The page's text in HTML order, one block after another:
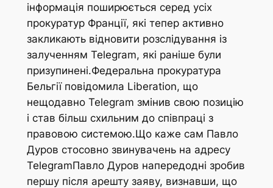
інформація поширюється серед усіх
прокуратур Франції, які тепер активно
закликають відновити розслідування із
залученням Telegram, які раніше були
призупинені.Федеральна прокуратура
Бельгії повідомила Liberation, що
нещодавно Telegram змінив свою позицію
і став більш схильним до співпраці з
правовою системою.Що каже сам Павло
Дуров стосовно звинувачень на адресу
TelegramПавло Дуров напередодні зробив
першу після арешту заяву, визнавши, що